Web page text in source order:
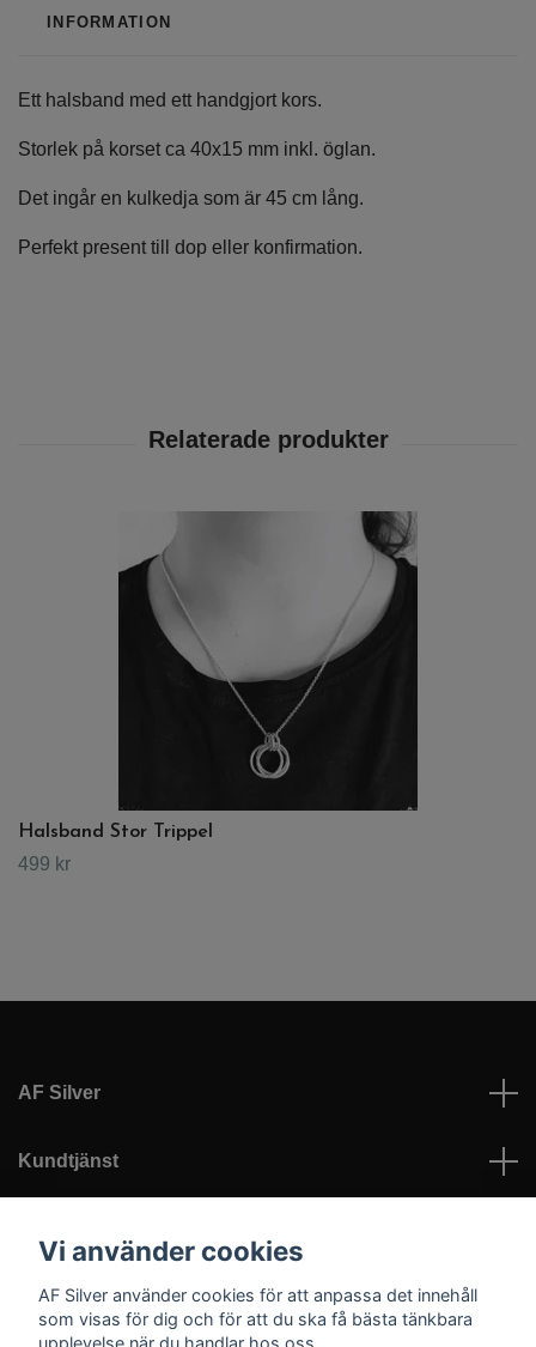
INFORMATION
Ett halsband med ett handgjort kors.
Storlek på korset ca 40x15 mm inkl. öglan.
Det ingår en kulkedja som är 45 cm lång.
Perfekt present till dop eller konfirmation.
Halsband Stor Trippel
499 kr
AF Silver
Kundtjänst
Sociala medier
Vi använder cookies
AF Silver använder cookies för att anpassa det innehåll
som visas för dig och för att du ska få bästa tänkbara
upplevelse när du handlar hos oss.